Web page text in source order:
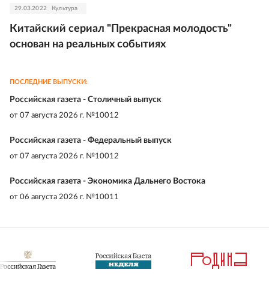
29.03.2022 Культура
Китайский сериал "Прекрасная молодость"
основан на реальных событиях
ПОСЛЕДНИЕ ВЫПУСКИ:
Российская газета - Столичный выпуск
от 07 августа 2026 г. №10012
Российская газета - Федеральный выпуск
от 07 августа 2026 г. №10012
Российская газета - Экономика Дальнего Востока
от 06 августа 2026 г. №10011